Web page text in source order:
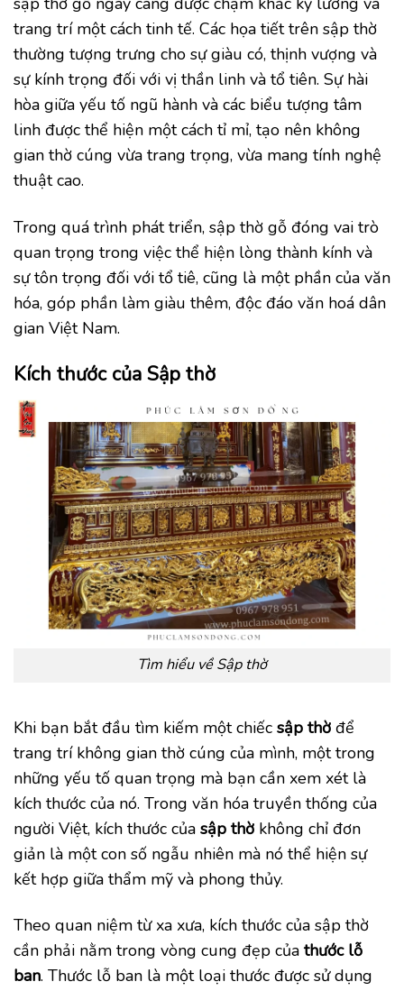
trang trí một cách tinh tế. Các họa tiết trên sập thờ
thường tượng trưng cho sự giàu có, thịnh vượng và
sự kính trọng đối với vị thần linh và tổ tiên. Sự hài
hòa giữa yếu tố ngũ hành và các biểu tượng tâm
linh được thể hiện một cách tỉ mỉ, tạo nên không
gian thờ cúng vừa trang trọng, vừa mang tính nghệ
thuật cao.
Trong quá trình phát triển, sập thờ gỗ đóng vai trò
quan trọng trong việc thể hiện lòng thành kính và
sự tôn trọng đối với tổ tiê, cũng là một phần của văn
hóa, góp phần làm giàu thêm, độc đáo văn hoá dân
gian Việt Nam.
Kích thước của Sập thờ
Tìm hiểu về Sập thờ
Khi bạn bắt đầu tìm kiếm một chiếc sập thờ để
trang trí không gian thờ cúng của mình, một trong
những yếu tố quan trọng mà bạn cần xem xét là
kích thước của nó. Trong văn hóa truyền thống của
người Việt, kích thước của sập thờ không chỉ đơn
giản là một con số ngẫu nhiên mà nó thể hiện sự
kết hợp giữa thẩm mỹ và phong thủy.
Theo quan niệm từ xa xưa, kích thước của sập thờ
cần phải nằm trong vòng cung đẹp của thước lỗ
ban. Thước lỗ ban là một loại thước được sử dụng